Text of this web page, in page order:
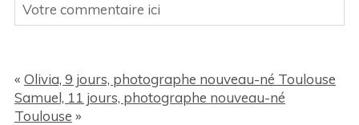
Votre commentaire ici
« Olivia, 9 jours, photographe nouveau-né Toulouse
Samuel, 11 jours, photographe nouveau-né
Toulouse »